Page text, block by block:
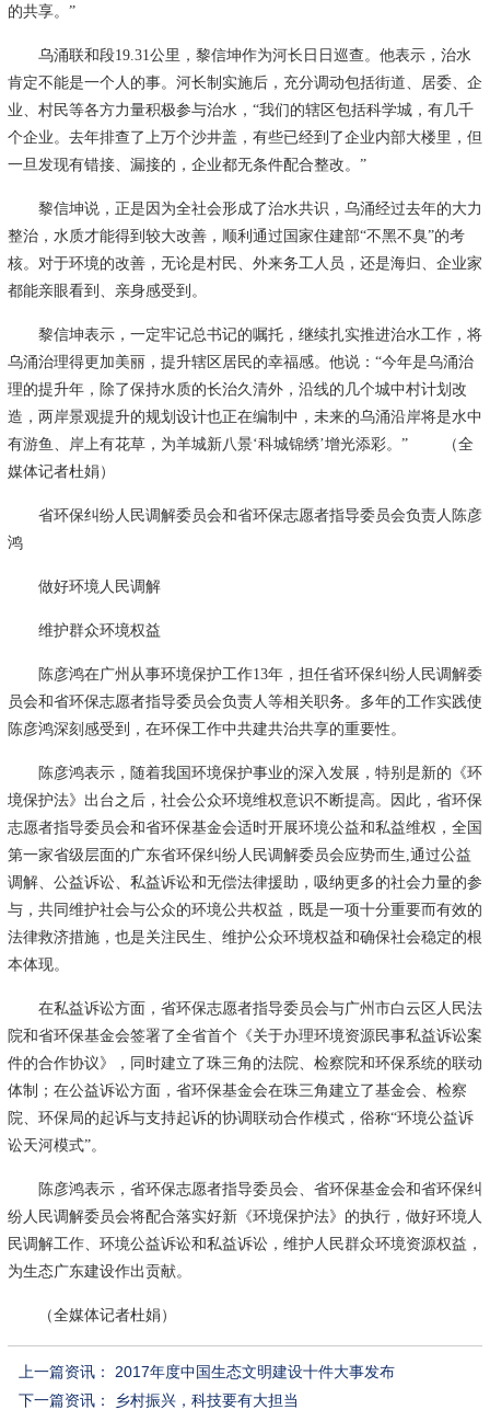
的共享。”
乌涌联和段19.31公里，黎信坤作为河长日日巡查。他表示，治水
肯定不能是一个人的事。河长制实施后，充分调动包括街道、居委、企
业、村民等各方力量积极参与治水，“我们的辖区包括科学城，有几千
个企业。去年排查了上万个沙井盖，有些已经到了企业内部大楼里，但
一旦发现有错接、漏接的，企业都无条件配合整改。”
黎信坤说，正是因为全社会形成了治水共识，乌涌经过去年的大力
整治，水质才能得到较大改善，顺利通过国家住建部“不黑不臭”的考
核。对于环境的改善，无论是村民、外来务工人员，还是海归、企业家
都能亲眼看到、亲身感受到。
黎信坤表示，一定牢记总书记的嘱托，继续扎实推进治水工作，将
乌涌治理得更加美丽，提升辖区居民的幸福感。他说：“今年是乌涌治
理的提升年，除了保持水质的长治久清外，沿线的几个城中村计划改
造，两岸景观提升的规划设计也正在编制中，未来的乌涌沿岸将是水中
有游鱼、岸上有花草，为羊城新八景‘科城锦绣’增光添彩。” （全
媒体记者杜娟）
省环保纠纷人民调解委员会和省环保志愿者指导委员会负责人陈彦
鸿
做好环境人民调解
维护群众环境权益
陈彦鸿在广州从事环境保护工作13年，担任省环保纠纷人民调解委
员会和省环保志愿者指导委员会负责人等相关职务。多年的工作实践使
陈彦鸿深刻感受到，在环保工作中共建共治共享的重要性。
陈彦鸿表示，随着我国环境保护事业的深入发展，特别是新的《环
境保护法》出台之后，社会公众环境维权意识不断提高。因此，省环保
志愿者指导委员会和省环保基金会适时开展环境公益和私益维权，全国
第一家省级层面的广东省环保纠纷人民调解委员会应势而生,通过公益
调解、公益诉讼、私益诉讼和无偿法律援助，吸纳更多的社会力量的参
与，共同维护社会与公众的环境公共权益，既是一项十分重要而有效的
法律救济措施，也是关注民生、维护公众环境权益和确保社会稳定的根
本体现。
在私益诉讼方面，省环保志愿者指导委员会与广州市白云区人民法
院和省环保基金会签署了全省首个《关于办理环境资源民事私益诉讼案
件的合作协议》，同时建立了珠三角的法院、检察院和环保系统的联动
体制；在公益诉讼方面，省环保基金会在珠三角建立了基金会、检察
院、环保局的起诉与支持起诉的协调联动合作模式，俗称“环境公益诉
讼天河模式”。
陈彦鸿表示，省环保志愿者指导委员会、省环保基金会和省环保纠
纷人民调解委员会将配合落实好新《环境保护法》的执行，做好环境人
民调解工作、环境公益诉讼和私益诉讼，维护人民群众环境资源权益，
为生态广东建设作出贡献。
（全媒体记者杜娟）
上一篇资讯： 2017年度中国生态文明建设十件大事发布
下一篇资讯：
乡村振兴，科技要有大担当